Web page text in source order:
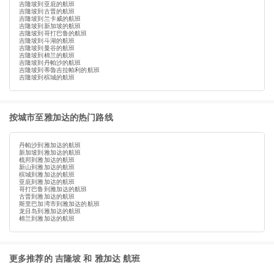
吉隆坡到亚庇的航班
吉隆坡到古晋的航班
吉隆坡到兰卡威的航班
吉隆坡到新加坡的航班
吉隆坡到哥打巴鲁的航班
吉隆坡到斗湖的航班
吉隆坡到曼谷的航班
吉隆坡到棉兰的航班
吉隆坡到丹帕沙的航班
吉隆坡到蒂魯吉拉帕利的航班
吉隆坡到槟城的航班
按城市至雅加达的热门路线
丹帕沙到雅加达的航班
新加坡到雅加达的航班
梳邦到雅加达的航班
新山到雅加达的航班
槟城到雅加达的航班
亚庇到雅加达的航班
哥打巴鲁到雅加达的航班
古晋到雅加达的航班
斯里巴加湾市到雅加达的航班
龙目岛到雅加达的航班
棉兰到雅加达的航班
更多推荐的 吉隆坡 和 雅加达 航班